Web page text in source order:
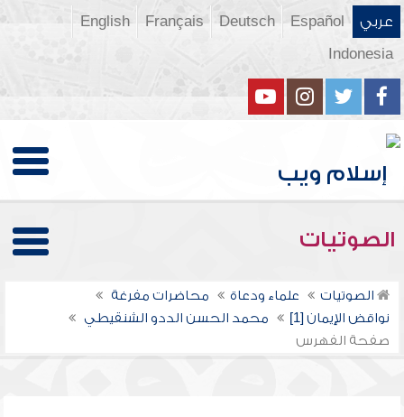
عربي Español
Deutsch
Français
English
Indonesia
الصوتيات
الصوتيات علماء ودعاة
محاضرات مفرغة
نواقض الإيمان [1]
محمد الحسن الددو الشنقيطي
صفحة الفهرس